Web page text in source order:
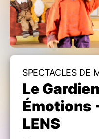
SPECTACLES DE
Le
Émotions
LENS